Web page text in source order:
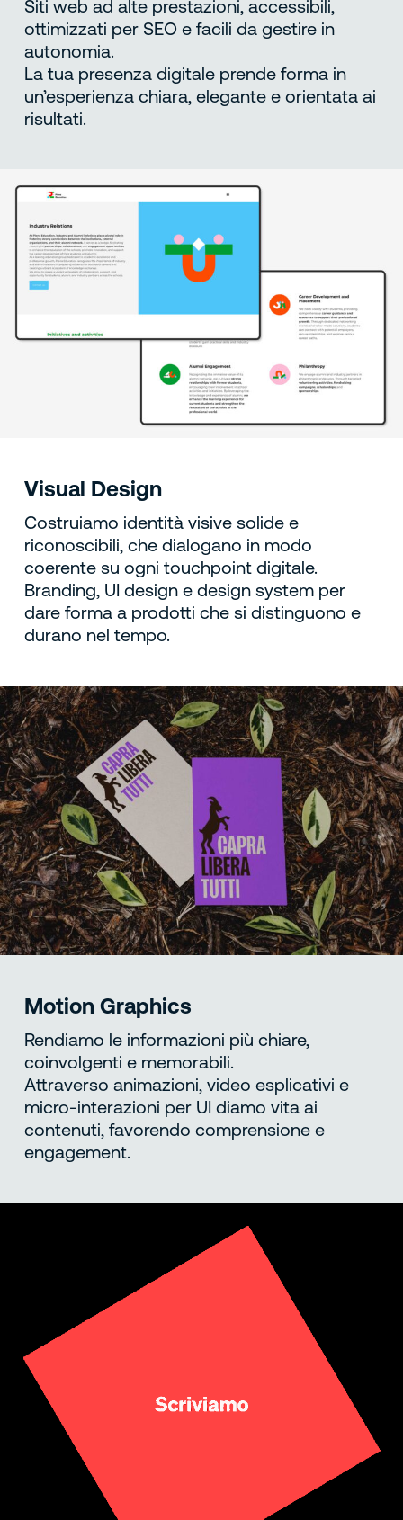
Siti web ad alte prestazioni, accessibili,
ottimizzati per SEO e facili da gestire in
autonomia.
La tua presenza digitale prende forma in
un’esperienza chiara, elegante e orientata ai
risultati.
Visual Design
Costruiamo identità visive solide e
riconoscibili, che dialogano in modo
coerente su ogni touchpoint digitale.
Branding, UI design e design system per
dare forma a prodotti che si distinguono e
durano nel tempo.
Motion Graphics
Rendiamo le informazioni più chiare,
coinvolgenti e memorabili.
Attraverso animazioni, video esplicativi e
micro-interazioni per UI diamo vita ai
contenuti, favorendo comprensione e
engagement.